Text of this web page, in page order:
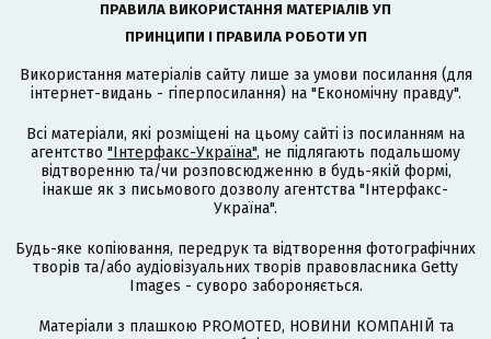
ПРАВИЛА ВИКОРИСТАННЯ МАТЕРІАЛІВ УП
ПРИНЦИПИ І ПРАВИЛА РОБОТИ УП
Використання матеріалів сайту лише за умови посилання (для
інтернет-видань - гіперпосилання) на "Економічну правду".
Всі матеріали, які розміщені на цьому сайті із посиланням на
агентство "Інтерфакс-Україна", не підлягають подальшому
відтворенню та/чи розповсюдженню в будь-якій формі,
інакше як з письмового дозволу агентства "Інтерфакс-
Україна".
Будь-яке копіювання, передрук та відтворення фотографічних
творів та/або аудіовізуальних творів правовласника Getty
Images - суворо забороняється.
Матеріали з плашкою PROMOTED, НОВИНИ КОМПАНІЙ та